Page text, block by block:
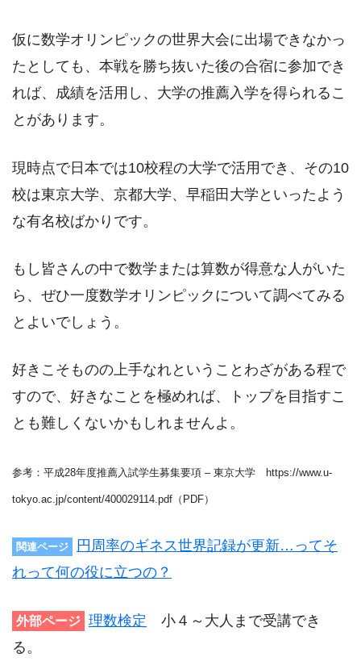
仮に数学オリンピックの世界大会に出場できなかっ
たとしても、本戦を勝ち抜いた後の合宿に参加でき
れば、成績を活用し、大学の推薦入学を得られるこ
とがあります。
現時点で日本では10校程の大学で活用でき、その10
校は東京大学、京都大学、早稲田大学といったよう
な有名校ばかりです。
もし皆さんの中で数学または算数が得意な人がいた
ら、ぜひ一度数学オリンピックについて調べてみる
とよいでしょう。
好きこそものの上手なれということわざがある程で
すので、好きなことを極めれば、トップを目指すこ
とも難しくないかもしれませんよ。
参考：平成28年度推薦入試学生募集要項 – 東京大学 https://www.u-
tokyo.ac.jp/content/400029114.pdf（PDF）
関連ページ
円周率のギネス世界記録が更新…ってそ
れって何の役に立つの？
外部ページ 理数検定 小４～大人まで受講でき
る。